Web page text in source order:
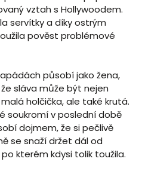
vztah s Hollywoodem.
servítky a díky ostrým
pověst problémové
působí jako žena,
sláva může být nejen
holčička, ale také krutá.
soukromí v poslední době
dojmem, že si pečlivě
se snaží držet dál od
kterém kdysi tolik toužila.